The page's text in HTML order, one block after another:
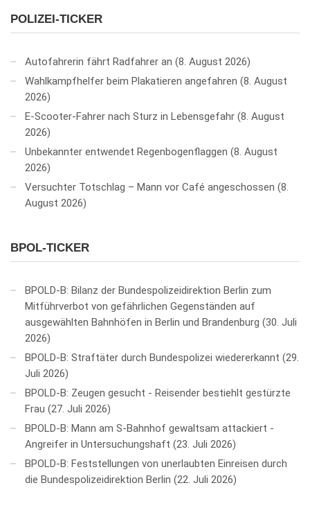
POLIZEI-TICKER
Autofahrerin fährt Radfahrer an 8. August 2026
Wahlkampfhelfer beim Plakatieren angefahren 8. August
2026
E-Scooter-Fahrer nach Sturz in Lebensgefahr 8. August
2026
Unbekannter entwendet Regenbogenflaggen 8. August
2026
Versuchter Totschlag – Mann vor Café angeschossen 8.
August 2026
BPOL-TICKER
BPOLD-B: Bilanz der Bundespolizeidirektion Berlin zum
Mitführverbot von gefährlichen Gegenständen auf
ausgewählten Bahnhöfen in Berlin und Brandenburg 30. Juli
2026
BPOLD-B: Straftäter durch Bundespolizei wiedererkannt 29.
Juli 2026
BPOLD-B: Zeugen gesucht - Reisender bestiehlt gestürzte
Frau 27. Juli 2026
BPOLD-B: Mann am S-Bahnhof gewaltsam attackiert -
Angreifer in Untersuchungshaft 23. Juli 2026
BPOLD-B: Feststellungen von unerlaubten Einreisen durch
die Bundespolizeidirektion Berlin 22. Juli 2026